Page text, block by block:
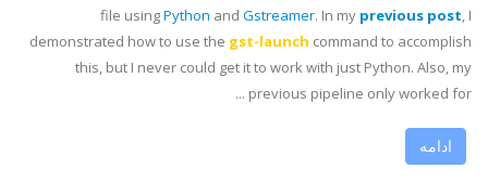
file usingPython and Gstreamer. In my previous post, I
demonstrated how to use the gst-launch command to accomplish
this, but I never could get it to work with just Python. Also, my
previous pipeline only worked for ...
ادامه